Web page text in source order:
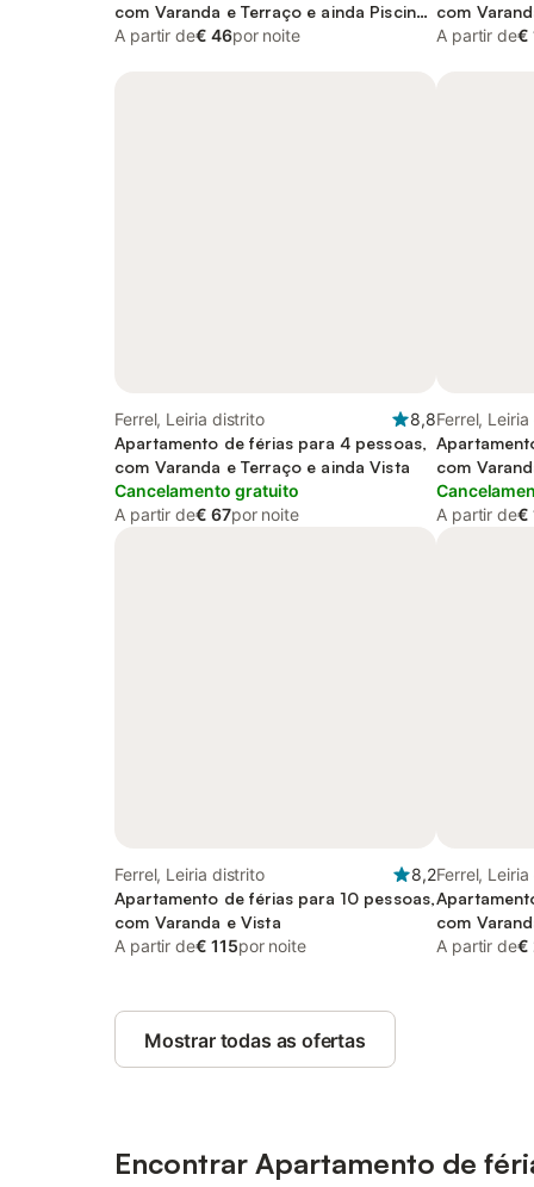
com Varanda e Terraço e ainda Piscina
and Vista
A partir de€ 46por noite
com
A partir de€
Ferrel, Leiria distrito
8,8
Apartamento de férias para 4 pessoas,
com Varanda e Terraço e ainda Vista
Cancelamento gratuito
A partir de€ 67por noite
Ferrel,
com
A partir de€
Ferrel, Leiria distrito
8,2
Apartamento de férias para 10 pessoas,
com Varanda e Vista
A partir de€ 115por noite
Ferrel,
com
and Piscina
A partir de€
Mostrar todas as ofertas
Encontrar Apartamento de